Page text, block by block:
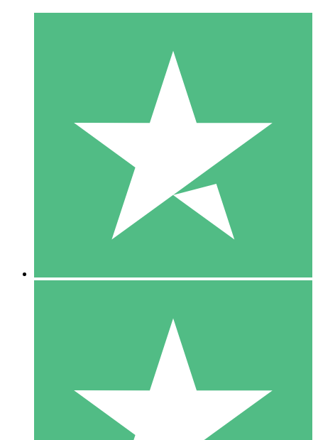
Packs de Crédits Individuels
Payez à l'utilisation avec des crédits de téléchargement. Sans
1 Téléchargement
10 00
10 Téléchargements
20 00